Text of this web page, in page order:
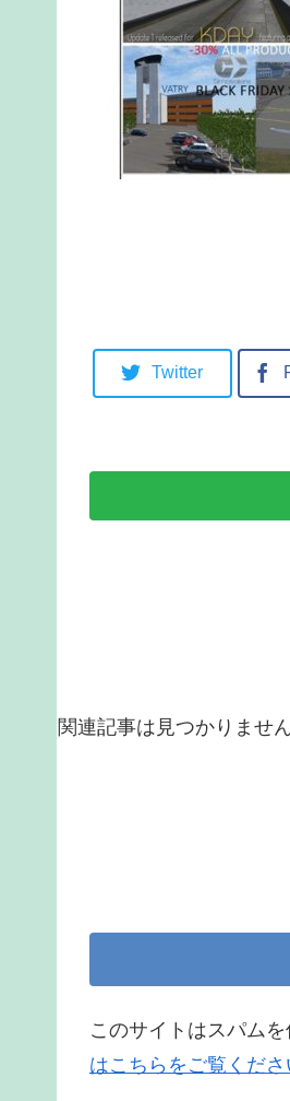
Twitter
関連記事は見つかりませ
このサイトはスパム
はこちらをご覧くださ